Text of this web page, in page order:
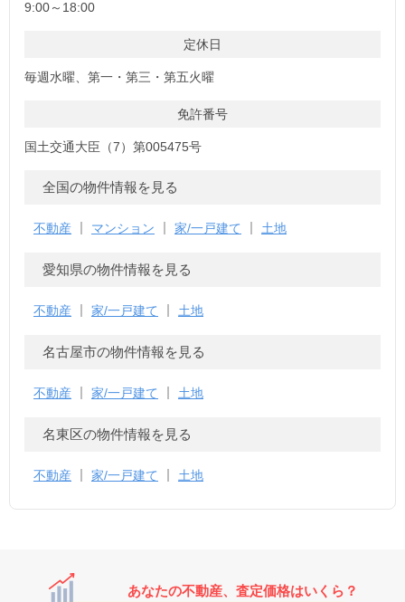
9:00～18:00
定休日
毎週水曜、第一・第三・第五火曜
免許番号
国土交通大臣（7）第005475号
全国の物件情報を見る
不動産 マンション 家/一戸建て 土地
愛知県の物件情報を見る
不動産 家/一戸建て 土地
名古屋市の物件情報を見る
不動産 家/一戸建て 土地
名東区の物件情報を見る
不動産 家/一戸建て 土地
あなたの不動産、査定価格はいくら？